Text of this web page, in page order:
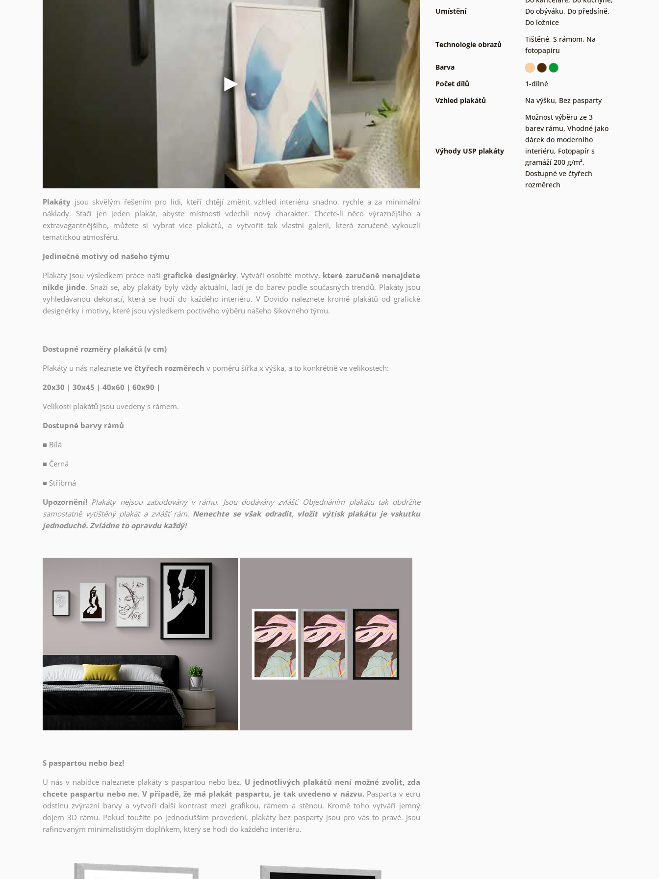
Plakáty jsou skvělým řešením pro lidi, kteří chtějí změnit vzhled interiéru snadno, rychle a za minimální
náklady. Stačí jen jeden plakát, abyste místnosti vdechli nový charakter. Chcete-li něco výraznějšího a
extravagantnějšího, můžete si vybrat více plakátů, a vytvořit tak vlastní galerii, která zaručeně vykouzlí
tematickou atmosféru.
Jedinečné motivy od našeho týmu
Plakáty jsou výsledkem práce naší grafické designérky. Vytváří osobité motivy, které zaručeně nenajdete
nikde jinde. Snaží se, aby plakáty byly vždy aktuální, ladí je do barev podle současných trendů. Plakáty jsou
vyhledávanou dekorací, která se hodí do každého interiéru. V Dovido naleznete kromě plakátů od grafické
designérky i motivy, které jsou výsledkem poctivého výběru našeho šikovného týmu.
Dostupné rozměry plakátů (v cm)
Plakáty u nás naleznete ve čtyřech rozměrech v poměru šířka x výška, a to konkrétně ve velikostech:
20x30 | 30x45 | 40x60 | 60x90 |
Velikosti plakátů jsou uvedeny s rámem.
Dostupné barvy rámů
■ Bílá
■ Černá
■ Stříbrná
Upozornění! Plakáty nejsou zabudovány v rámu. Jsou dodávány zvlášť. Objednáním plakátu tak obdržíte
samostatně vytištěný plakát a zvlášť rám. Nenechte se však odradit, vložit výtisk plakátu je vskutku
jednoduché. Zvládne to opravdu každý!
S paspartou nebo bez!
U nás v nabídce naleznete plakáty s paspartou nebo bez. U jednotlivých plakátů není možné zvolit, zda
chcete paspartu nebo ne. V případě, že má plakát paspartu, je tak uvedeno v názvu. Pasparta v ecru
odstínu zvýrazní barvy a vytvoří další kontrast mezi grafikou, rámem a stěnou. Kromě toho vytváří jemný
dojem 3D rámu. Pokud toužíte po jednodušším provedení, plakáty bez pasparty jsou pro vás to pravé. Jsou
rafinovaným minimalistickým doplňkem, který se hodí do každého interiéru.
Umístění
Do obýváku, Do předsíně,
Do ložnice
Technologie obrazů
Tištěné, S rámom, Na
fotopapíru
Barva
Počet dílů
1-dílné
Vzhled plakátů
Na výšku, Bez pasparty
Výhody USP plakáty
Možnost výběru ze 3
barev rámu, Vhodné jako
dárek do moderního
interiéru, Fotopapír s
gramáží 200 g/m²,
Dostupné ve čtyřech
rozměrech